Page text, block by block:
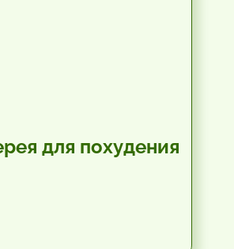
для похудения